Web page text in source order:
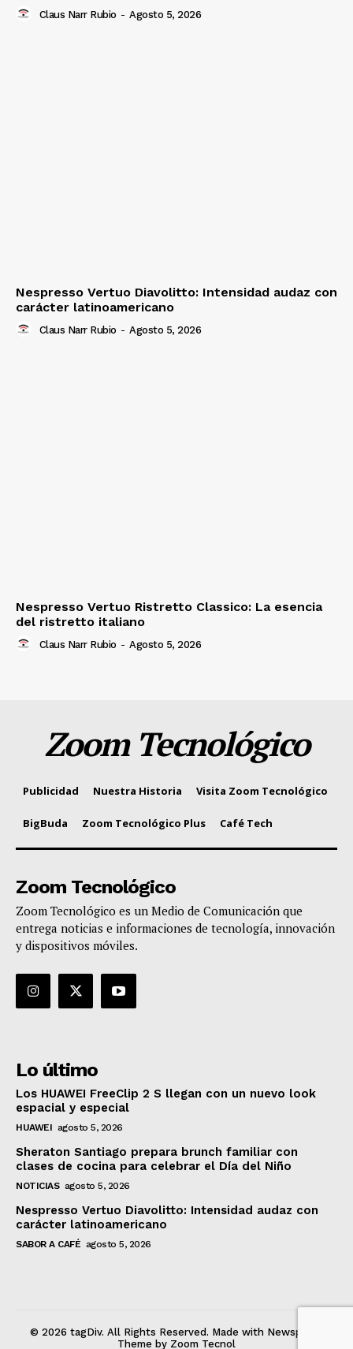
Claus Narr Rubio - Agosto 5, 2026
Nespresso Vertuo Diavolitto: Intensidad audaz con
carácter latinoamericano
Claus Narr Rubio - Agosto 5, 2026
Nespresso Vertuo Ristretto Classico: La esencia
del ristretto italiano
Claus Narr Rubio - Agosto 5, 2026
Zoom Tecnológico
Publicidad Nuestra Historia Visita Zoom Tecnológico
BigBuda Zoom Tecnológico Plus Café Tech
Zoom Tecnológico
Zoom Tecnológico es un Medio de Comunicación que
entrega noticias e informaciones de tecnología, innovación
y dispositivos móviles.
Lo último
Los HUAWEI FreeClip 2 S llegan con un nuevo look
espacial y especial
HUAWEI agosto 5, 2026
Sheraton Santiago prepara brunch familiar con
clases de cocina para celebrar el Día del Niño
NOTICIAS agosto 5, 2026
Nespresso Vertuo Diavolitto: Intensidad audaz con
carácter latinoamericano
SABOR A CAFÉ agosto 5, 2026
© 2026 tagDiv. All Rights Reserved. Made with Newspaper
Theme by Zoom Tecnol